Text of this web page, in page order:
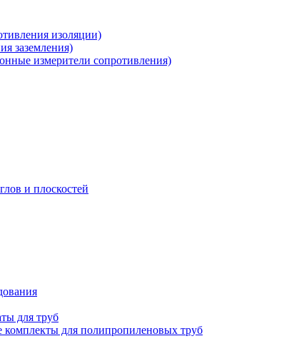
изоляции)
заземления)
измерители сопротивления)
и плоскостей
для труб
для полипропиленовых труб